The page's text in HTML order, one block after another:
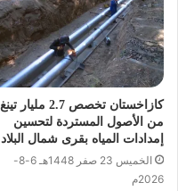
كازاخستان تخصص 2.7 مليار تينغ
من الأصول المستردة لتحسين
إمدادات المياه بقرى شمال البلاد
الخميس 23 صفر 1448هـ 6-8-
2026م